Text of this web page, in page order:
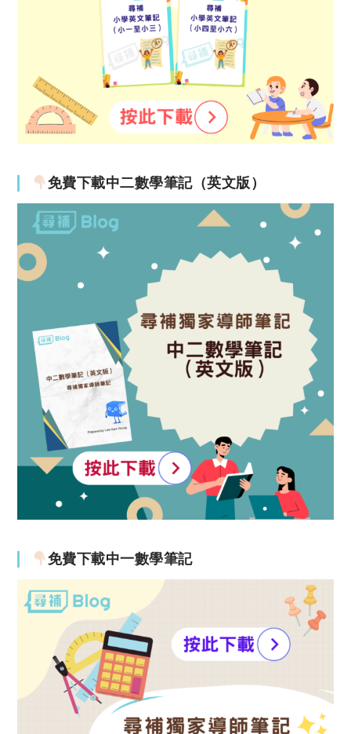
免費下載中二數學筆記（英文版）
免費下載中一數學筆記